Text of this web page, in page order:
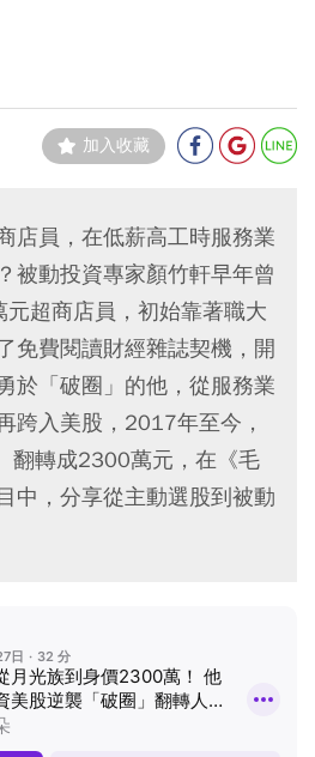
加入收藏
店員，在低薪高工時服務業
被動投資專家顏竹軒早年曾
超商店員，初始靠著職大
免費閱讀財經雜誌契機，開
於「破圈」的他，從服務業
跨入美股，2017年至今，
翻轉成2300萬元，在《毛
中，分享從主動選股到被動